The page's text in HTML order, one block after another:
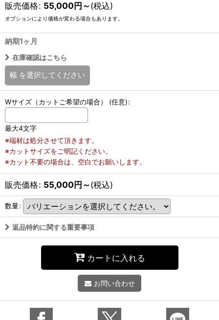
販売価格: 55,000円～(税込)
オプションにより価格が変わる場合もあります。
納期1ヶ月
在庫確認はこちら
幅 を選択してください
Wサイズ（カットご希望の場合） (任意):
最大4文字
※端材は処分させて頂きます。
※カットサイズをご明記ください。
※カット不要の場合は、空白でお願いします。
販売価格: 55,000円～(税込)
数量:
返品特約に関する重要事項
カートに入れる
お問い合わせ